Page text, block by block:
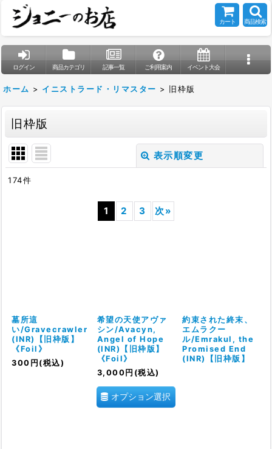
カート 商品検索
ログイン 商品カテゴリ 記事一覧 ご利用案内 イベント大会
ホーム > イニストラード・リマスター > 旧枠版
旧枠版
表示順変更
174件
1 2 3 次 »
墓所這
い/Gravecrawler
(INR)【旧枠版】
《Foil》
300 円 (税込)
希望の天使アヴァ
シン/Avacyn,
Angel of Hope
(INR)【旧枠版】
《Foil》
3,000 円 (税込)
オプション選択
約束された終末、
エムラクー
ル/Emrakul, the
Promised End
(INR)【旧枠版】